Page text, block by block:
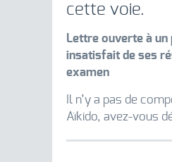
cette voie.
Lettre ouverte à un
insatisfait de ses
examen
Il n’y a pas de
Aïkido, avez-vous